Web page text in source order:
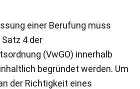
einer Berufung muss
4 der
(VwGO) innerhalb
begründet werden. Um
der Richtigkeit eines